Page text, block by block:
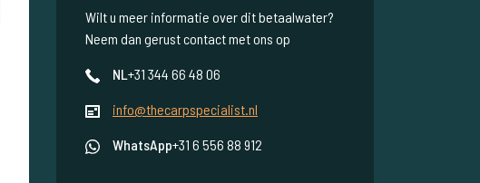
Wilt u meer informatie over dit betaalwater?
Neem dan gerust contact met ons op
NL+31 344 66 48 06
info@thecarpspecialist.nl
WhatsApp+31 6 556 88 912